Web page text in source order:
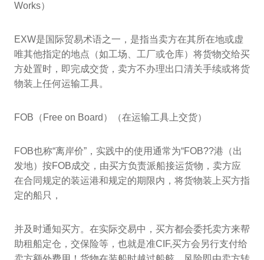
Works）
EXW是国际贸易术语之一，是指当卖方在其所在地或虚
唯其他指定的地点（如工场、工厂或仓库）将货物交给买
方处置时，即完成交货，卖方不办理出口清关手续或将货
物装上任何运输工具。
FOB（Free on Board）（在运输工具上交货）
FOB也称“离岸价”，实践中的使用通常为“FOB??港（出
发地）按FOB成交，由买方负责派船接运货物，卖方应
在合同规定的装运港和规定的期限内，将货物装上买方指
定的船只，
并及时通知买方。在实际交易中，买方都会委托卖方来帮
助租船定仓，交保险等，也就是准CIF,买方会另行支付给